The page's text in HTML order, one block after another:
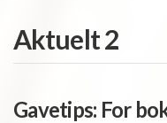
Aktuelt 2
Gavetips: For